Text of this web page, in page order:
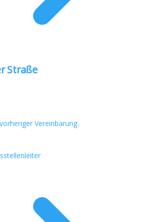
Straße
Vereinbarung.